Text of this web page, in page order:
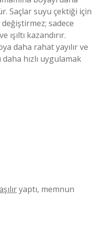
Saçlar suyu çektiği için
sadece
kazandırır.
daha rahat yayılır ve
daha hızlı uygulamak
yaptı, memnun